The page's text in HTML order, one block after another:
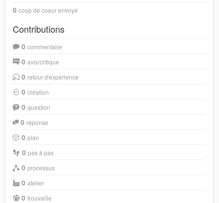
0 coup de coeur envoyé
Contributions
0 commentaire
0 avis/critique
0 retour d'expérience
0 création
0 question
0 réponse
0 plan
0 pas à pas
0 processus
0 atelier
0 trouvaille